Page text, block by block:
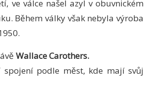
ve válce našel azyl v obuvnickém
Během války však nebyla výroba
Wallace Carothers.
spojení podle měst, kde mají svůj